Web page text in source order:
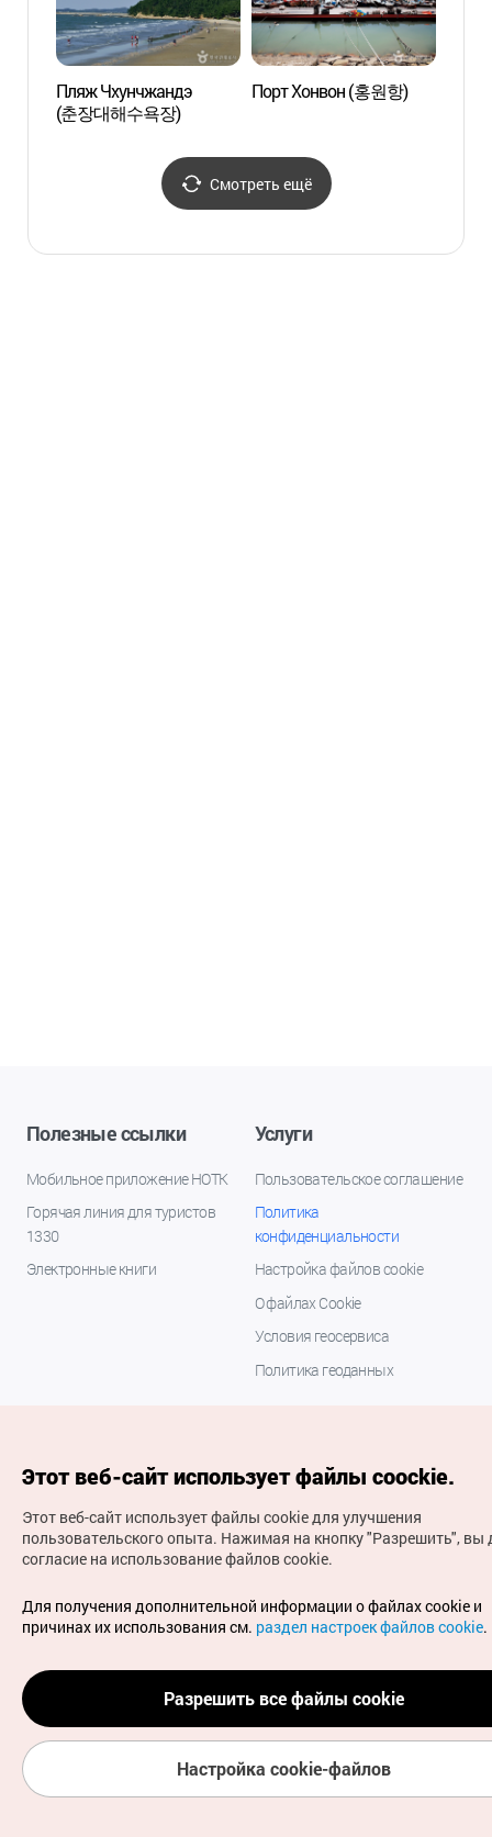
Пляж Чхунчжандэ
(춘장대해수욕장)
Порт Хонвон (홍원항)
Смотреть ещё
Полезные ссылки
Мобильное приложение НОТК
Горячая линия для туристов
1330
Электронные книги
Услуги
Пользовательское соглашение
Политика
конфиденциальности
Настройка файлов cookie
О файлах Cookie
Условия геосервиса
Политика геоданных
(с) Национальная организация туризма Кореи Все
права защищены
Для извещения об ошибках и проблемах, связанных с
работой веб-сайта, направляйте ваши запросы на
официальный адрес электронной почты
russian@knto.or.kr
Этот веб-сайт использует файлы coockie.
Этот веб-сайт использует файлы cookie для улучшения
пользовательского опыта. Нажимая на кнопку "Разрешить", вы
согласие на использование файлов cookie.
Для получения дополнительной информации о файлах cookie и
причинах их использования см. раздел настроек файлов cookie.
Разрешить все файлы cookie
Настройка cookie-файлов